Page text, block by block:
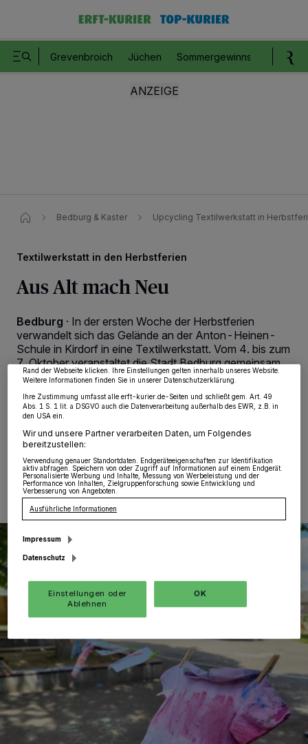
Grevenbroich Jüchen Sommergewinnspiel
Bedburg & Kaster Upcycling Textilwerkstatt in
Textilwerkstatt in den Herbstferien
Aus Alt mach Neu
Bedburg · In der ersten Woche der Herbstferien
verwandelt sich das Gelände an der Anton-Heinen-
Schule in Kirdorf in eine Textilwerkstatt. Vom 4. bis zum
7. Oktober veranstaltet die Stadt Bedburg gemeinsam
mit den Erlebnispädagogen von „Hoch³ - erleben |
lernen | begleiten“ die diesjährigen Herbstferienspiele.
Anmeldungen sind ab sofort möglich.
16.09.2022 , 11:23 Uhr Eine Minute Lesezeit
Wir und unsere218-Partner speichern und greifen auf personenbezogene Daten
Partner verarbeiten Daten, um Ihnen Dienste bereitzustellen“ aufgeführten
Zwecke. Wenn Tracker deaktiviert sind, sind manche Inhalte und Anzeigen
wieder aufrufen, um Ihre Einstellungen zu ändern oder Ihre Einwilligung zu
widerrufen, indem Sie auf den Link Einstellungen oder Ablehnen am unteren
Rand der Webseite klicken. Ihre Einstellungen gelten innerhalb unseres Website.
Weitere Informationen finden Sie in unserer Datenschutzerklärung.
Ihre Zustimmung umfasst alle erft-kurier.de-Seiten und schließt gem. Art. 49
Abs. 1 S. 1 lit. a DSGVO auch die Datenverarbeitung außerhalb des EWR, z.B. in
den USA ein.
Wir und unsere Partner verarbeiten Daten, um Folgendes
bereitzustellen:
Verwendung genauer Standortdaten. Endgeräteeigenschaften zur Identifikation
aktiv abfragen. Speichern von oder Zugriff auf Informationen auf einem Endgerät.
Personalisierte Werbung und Inhalte, Messung von Werbeleistung und der
Performance von Inhalten, Zielgruppenforschung sowie Entwicklung und
Verbesserung von Angeboten.
Ausführliche Informationen
Impressum
Datenschutz
Einstellungen oder
Ablehnen
OK